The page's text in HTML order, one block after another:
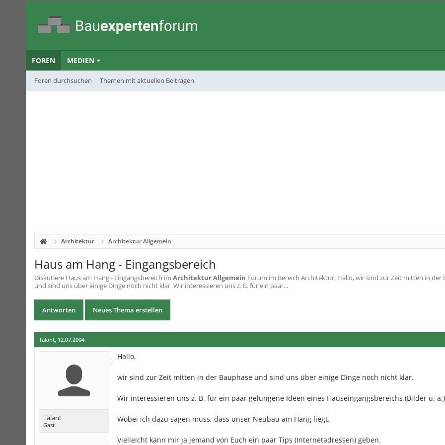
FOREN
Foren durchsuchen Themen mit aktuellen Beiträgen
MEDIEN
Architektur Architektur Allgemein
Haus am Hang - Eingangsbereich
Diskutiere Haus am Hang - Eingangsbereich im Architektur Allgemein Forum im Bereich Architektur; Hallo, wir sind zur Zeit mitten in der
und sind uns über einige Dinge noch nicht klar. Wir interessieren uns z. B. für ein paar...
Antworten Neues Thema erstellen
Talant, 12.07.2004
Talant
Gast
Hallo,
wir sind zur Zeit mitten in der Bauphase und sind uns über einige Dinge noch nicht klar.
Wir interessieren uns z. B. für ein paar gelungene Ideen eines Hauseingangsbereichs (Bilder u.
Wobei ich dazu sagen muss, dass unser Neubau am Hang liegt.
Vielleicht kann mir ja jemand von Euch ein paar Tips (Internetadressen) geben.